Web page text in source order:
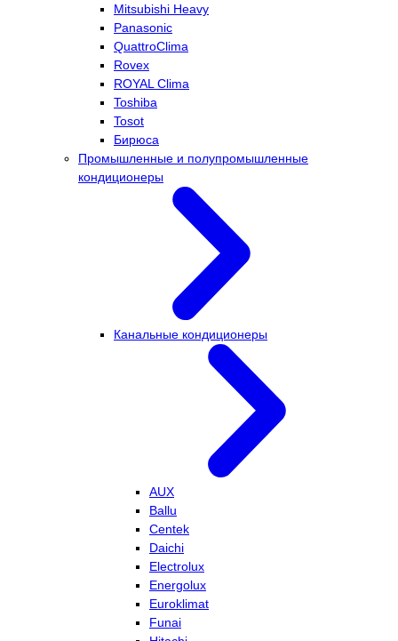
Mitsubishi Heavy
Panasonic
QuattroClima
Rovex
ROYAL Clima
Toshiba
Tosot
Бирюса
Промышленные и полупромышленные
кондиционеры
Канальные кондиционеры
AUX
Ballu
Centek
Daichi
Electrolux
Energolux
Euroklimat
Funai